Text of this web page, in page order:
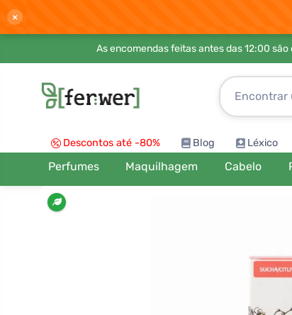
×
As encomendas feitas antes das 12:00 são
Descontos até -80% Blog Léxico
Perfumes Maquilhagem Cabelo